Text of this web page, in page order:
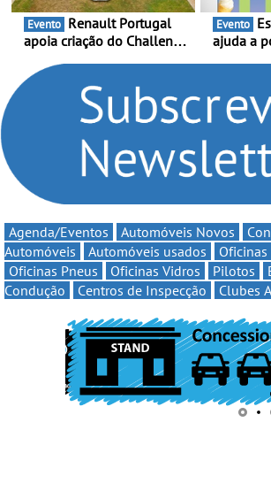
Evento
apoia criação do Challenge
compromisso com o
automobilismo nacional
continua em 2026
Evento
ajuda a
Volta”
Agenda/Eventos Automóveis Novos
Automóveis
Automóveis usados
Oficinas Pneus
Oficinas Vidros Pilotos
Condução
Centros de Inspecção Clubes